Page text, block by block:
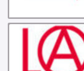
ABOUT THE VRIJE
PRINCIPLES